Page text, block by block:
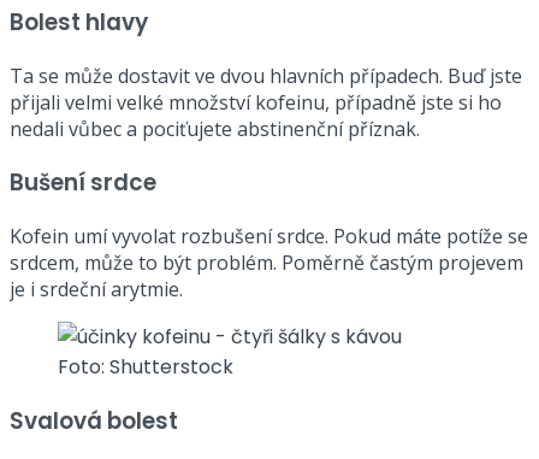
Bolest hlavy
Ta se může dostavit ve dvou hlavních případech. Buď jste
přijali velmi velké množství kofeinu, případně jste si ho
nedali vůbec a pociťujete abstinenční příznak.
Bušení srdce
Kofein umí vyvolat rozbušení srdce. Pokud máte potíže se
srdcem, může to být problém. Poměrně častým projevem
je i srdeční arytmie.
Foto: Shutterstock
Svalová bolest